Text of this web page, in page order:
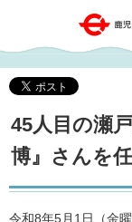
鹿児
45人目の瀬
博』さんを
令和8年5月1日（金